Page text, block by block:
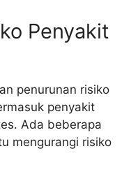
Penyakit
penurunan risiko
penyakit
Ada beberapa
mengurangi risiko